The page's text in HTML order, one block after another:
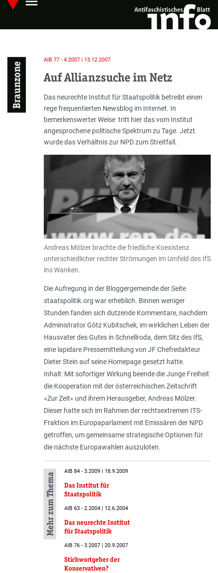
Skip
main
Hauptmenü öffnen
Braunzone
AIB 77 - 4.2007 | 13.12.2007
Auf Allianzsuche im Netz
Einleitung
Das neurechte Institut für Staatspolitik betreibt einen
rege frequentierten Newsblog im Internet. In
bemerkenswerter Weise tritt hier das vom Institut
angesprochene politische Spektrum zu Tage. Jetzt
wurde das Verhältnis zur NPD zum Streitfall.
Andreas Mölzer brachte die friedliche Koexistenz
unterschiedlicher rechter Strömungen im Umfeld des IfS
ins Wanken.
Die Aufregung in der Bloggergemeinde der Seite
staatspolitik.org war erheblich. Binnen weniger
Stunden fanden sich dutzende Kommentare, nachdem
Administrator Götz Kubitschek, im wirklichen Leben der
Hausvater des Gutes in Schnellroda, dem Sitz des IfS,
eine lapidare Pressemitteilung von JF Chefredakteur
Dieter Stein auf seine Homepage gesetzt hatte.
Inhalt: Mit sofortiger Wirkung beende die Junge Freiheit
die Kooperation mit der österreichischen Zeitschrift
»Zur Zeit« und ihrem Herausgeber, Andreas Mölzer.
Dieser hatte sich im Rahmen der rechtsextremen ITS-
Fraktion im Europaparlament mit Emissären der NPD
getroffen, um gemeinsame strategische Optionen für
die nächste Europawahlen auszuloten.
Mehr zum Thema
AIB 84 - 3.2009 | 18.9.2009
Das Institut für
Staatspolitik
AIB 63 - 2.2004 | 12.6.2004
Das neurechte Institut
für Staatspolitik
AIB 76 - 3.2007 | 20.9.2007
Stichwortgeber der
Konservativen?